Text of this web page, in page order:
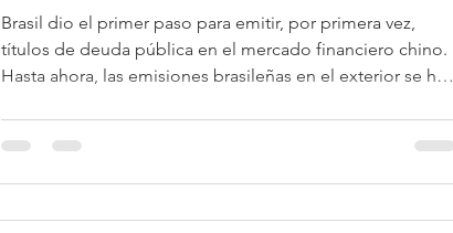
Brasil dio el primer paso para emitir, por primera vez,
títulos de deuda pública en el mercado financiero chino.
Hasta ahora, las emisiones brasileñas en el exterior se han
pretende acceder directamente al mercado de capitales
chino y captar recursos en yuanes, la moneda de China.